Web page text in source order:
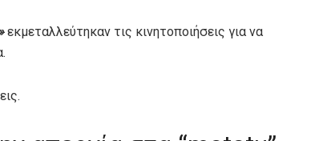
εκμεταλλεύτηκαν τις κινητοποιήσεις για να